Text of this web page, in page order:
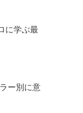
に学ぶ最
ー別に意